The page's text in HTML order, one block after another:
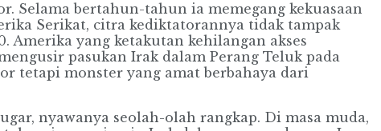
Se­la­ma bertahun-tahun ia meme­gang kekuasaan
Serikat, citra kediktatorannya tidak tampak
Amerika yang ketakutan kehilangan akses
pasukan Irak dalam Perang Teluk pada
tetapi monster yang amat berbahaya dari
nyawanya seolah-olah rangkap. Di masa muda,